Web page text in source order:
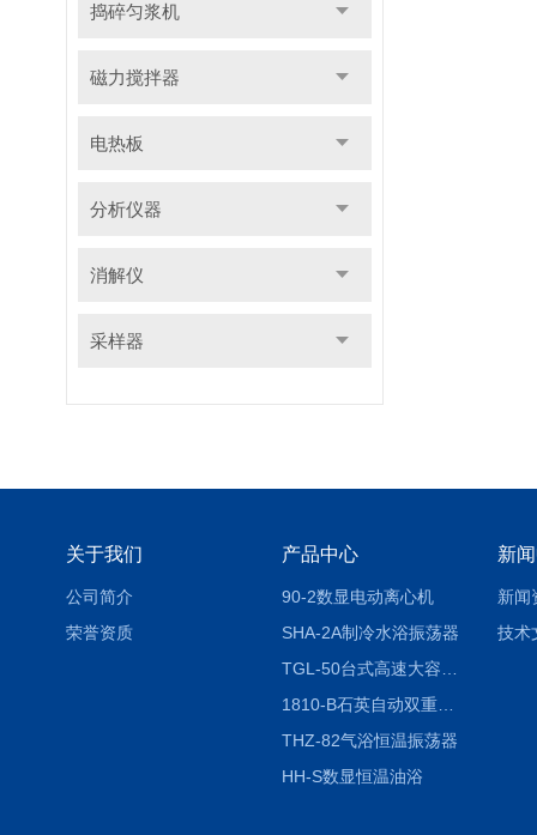
捣碎匀浆机
磁力搅拌器
电热板
分析仪器
消解仪
采样器
关于我们
公司简介
荣誉资质
产品中心
90-2数显电动离心机
SHA-2A制冷水浴振荡器
1810-B石英自动双重纯水蒸馏水器
THZ-82气浴恒温振荡器
HH-S数显恒温油浴
新
新闻
技术